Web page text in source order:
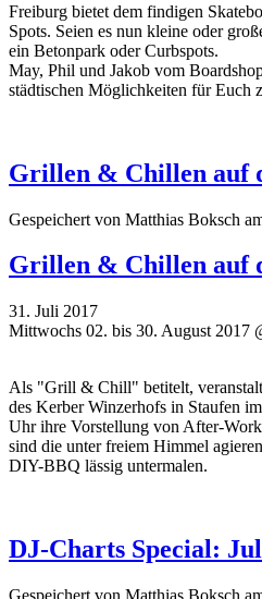
Freiburg bietet dem findigen
Spots. Seien es nun kleine oder
ein Betonpark oder Curbspots.
May, Phil und Jakob vom
städtischen Möglichkeiten für Euch
Grillen & Chillen auf
Gespeichert von Matthias Boksch
Grillen & Chillen auf
31. Juli 2017
Mittwochs 02. bis 30. August 2017
Als "Grill & Chill" betitelt,
des KerberWinzerhofs in Staufen
Uhr ihre Vorstellung von After-
sind die unter freiem Himmel
DIY-BBQ lässig untermalen.
DJ-Charts Special: